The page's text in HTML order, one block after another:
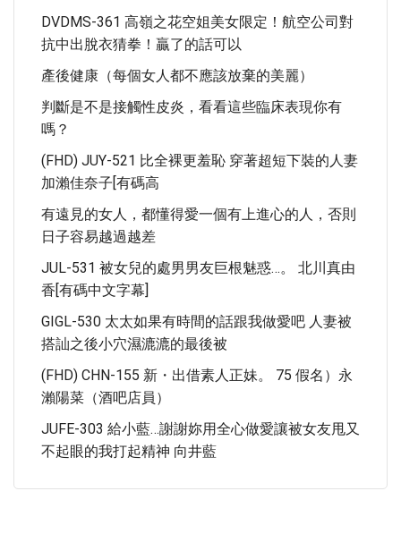
DVDMS-361 高嶺之花空姐美女限定！航空公司對
抗中出脫衣猜拳！贏了的話可以
產後健康（每個女人都不應該放棄的美麗）
判斷是不是接觸性皮炎，看看這些臨床表現你有
嗎？
(FHD) JUY-521 比全裸更羞恥 穿著超短下裝的人妻
加瀨佳奈子[有碼高
有遠見的女人，都懂得愛一個有上進心的人，否則
日子容易越過越差
JUL-531 被女兒的處男男友巨根魅惑…。 北川真由
香[有碼中文字幕]
GIGL-530 太太如果有時間的話跟我做愛吧 人妻被
搭訕之後小穴濕漉漉的最後被
(FHD) CHN-155 新・出借素人正妹。 75 假名）永
瀨陽菜（酒吧店員）
JUFE-303 給小藍…謝謝妳用全心做愛讓被女友甩又
不起眼的我打起精神 向井藍